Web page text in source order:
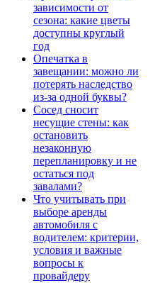
зависимости от
сезона: какие цветы
доступны круглый
год
Опечатка в
завещании: можно ли
потерять наследство
из-за одной буквы?
Сосед сносит
несущие стены: как
остановить
незаконную
перепланировку и не
остаться под
завалами?
Что учитывать при
выборе аренды
автомобиля с
водителем: критерии,
условия и важные
вопросы к
провайдеру